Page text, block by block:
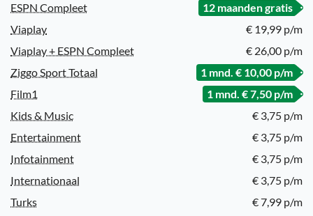
ESPN Compleet
12 maanden gratis
Viaplay
€ 19,99 p/m
Viaplay + ESPN Compleet
€ 26,00 p/m
Ziggo Sport Totaal
1 mnd. € 10,00 p/m
Film1
1 mnd. € 7,50 p/m
Kids & Music
€ 3,75 p/m
Entertainment
€ 3,75 p/m
Infotainment
€ 3,75 p/m
Internationaal
€ 3,75 p/m
Turks
€ 7,99 p/m